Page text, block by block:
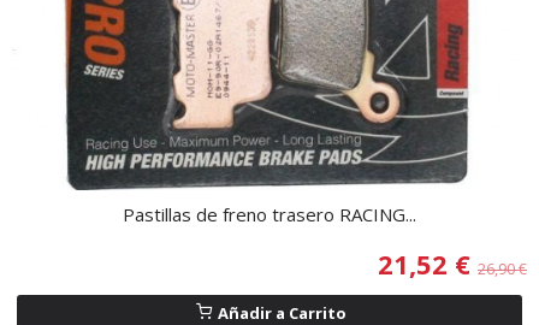
Pastillas de freno trasero RACING...
21,52 € 26,90 €
Añadir a Carrito